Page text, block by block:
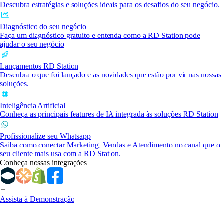
Descubra estratégias e soluções ideais para os desafios do seu negócio.
Diagnóstico do seu negócio
Faça um diagnóstico gratuito e entenda como a RD Station pode
ajudar o seu negócio
Lançamentos RD Station
Descubra o que foi lançado e as novidades que estão por vir nas nossas
soluções.
Inteligência Artificial
Conheça as principais features de IA integrada às soluções RD Station
Profissionalize seu Whatsapp
Saiba como conectar Marketing, Vendas e Atendimento no canal que o
seu cliente mais usa com a RD Station.
Conheça nossas integrações
Assista à Demonstração